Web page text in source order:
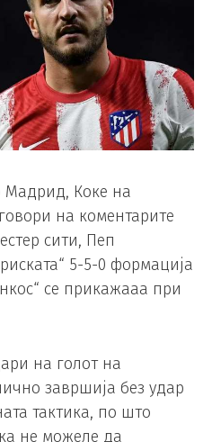
Мадрид, Коке на
на коментарите
сити, Пеп
5-5-0 формација
се прикажааа при
на голот на
завршија без удар
тактика, по што
не можеле да